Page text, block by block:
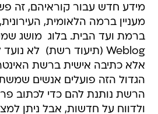
מידע חדש עבור קוראיהם, זה
מעניין ברמה הלאומית,
ברמת ועד הבית. בלוג  מושג
אלא כתיבה אישית ברשת
הגדול הזה פועלים אנשים
הרשת נותנת להם כדי לכתוב
ולדווח על חדשות, אבל ניתן